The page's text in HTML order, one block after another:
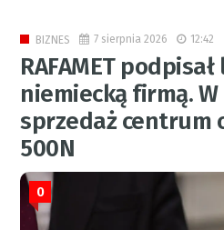
BIZNES 7 sierpnia 2026 12:42
RAFAMET
niemiecką firmą.
sprzedaż centrum
500N
0